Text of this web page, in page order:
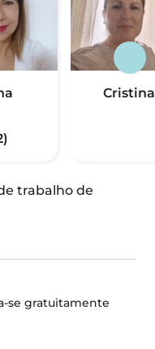
Cristina
trabalho de
se gratuitamente